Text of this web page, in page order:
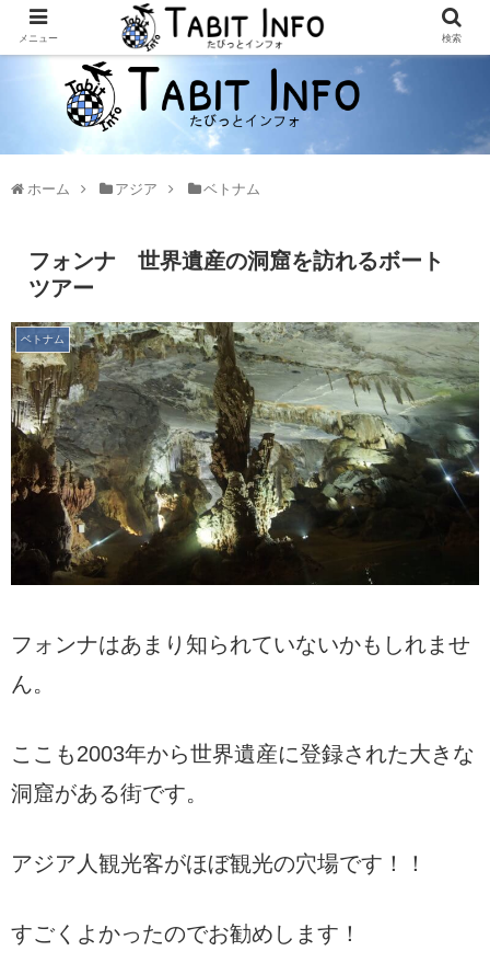
ホーム アジア ベトナム
フォンナ 世界遺産の洞窟を訪れるボート
ツアー
ベトナム
フォンナはあまり知られていないかもしれませ
ん。
ここも2003年から世界遺産に登録された大きな
洞窟がある街です。
アジア人観光客がほぼ観光の穴場です！！
すごくよかったのでお勧めします！
メニュー 検索